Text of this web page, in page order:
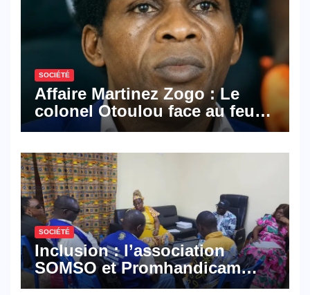
SOCIÉTÉ
Affaire Martinez Zogo : Le
colonel Otoulou face au feu
croisé des avocats de la
SOCIÉTÉ
Inclusion : l’association
SOMSO et Promhandicam
militent en faveur d’une